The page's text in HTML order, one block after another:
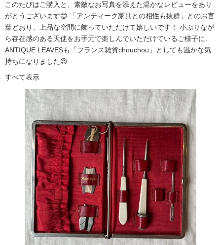
このたびはご購入と、素敵なお写真を添えた温かなレビューをあり
がとうございます😊 「アンティーク家具との相性も抜群」とのお言
葉どおり、上品な空間に飾っていただけて嬉しいです！ 小ぶりなが
ら存在感のある天使をお手元で楽しんでいただけているご様子に、
ANTIQUE LEAVESも「フランス雑貨chouchou」としても温かな気
持ちになりました😍
すべて表示